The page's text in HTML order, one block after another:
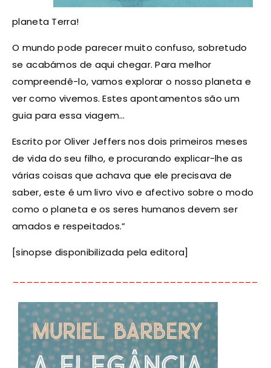
planeta Terra!
O mundo pode parecer muito confuso, sobretudo
se acabámos de aqui chegar. Para melhor
compreendê-lo, vamos explorar o nosso planeta e
ver como vivemos. Estes apontamentos são um
guia para essa viagem…
Escrito por Oliver Jeffers nos dois primeiros meses
de vida do seu filho, e procurando explicar-lhe as
várias coisas que achava que ele precisava de
saber, este é um livro vivo e afectivo sobre o modo
como o planeta e os seres humanos devem ser
amados e respeitados.”
[sinopse disponibilizada pela editora]